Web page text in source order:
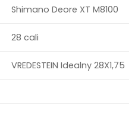
Shimano Deore XT M8100
28 cali
VREDESTEIN Idealny 28X1,75